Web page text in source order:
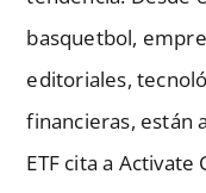
basquetbol,
editoriales,
financieras, están
ETF cita a